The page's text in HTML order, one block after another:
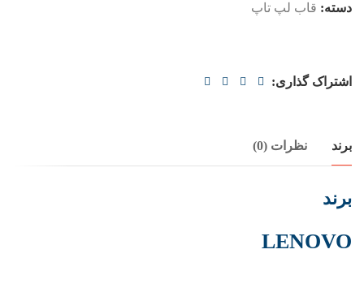
دسته: قاب لپ تاپ
اشتراک گذاری:
برند نظرات (0)
برند
LENOVO